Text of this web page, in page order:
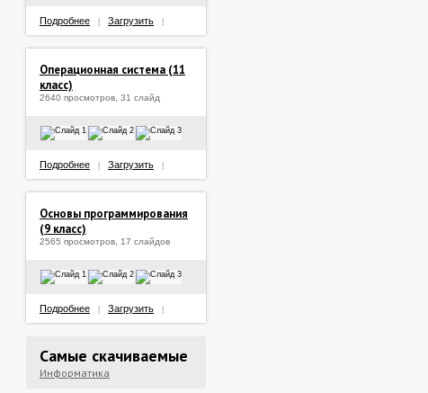
Подробнее Загрузить
Операционная система (11
класс)
2640 просмотров, 31 слайд
Подробнее Загрузить
Основы программирования
(9 класс)
2565 просмотров, 17 слайдов
Подробнее Загрузить
Самые скачиваемые
Информатика